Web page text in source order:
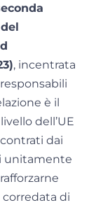
, incentrata
è il
dell’UE
dai
unitamente
di